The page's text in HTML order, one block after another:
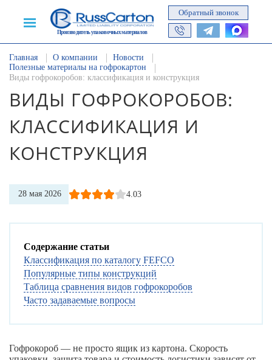
Производитель упаковочных материалов
Обратный звонок
Главная О компании
Новости
Полезные материалы на гофрокартон
Виды гофрокоробов: классификация и конструкция
ВИДЫ ГОФРОКОРОБОВ:
КЛАССИФИКАЦИЯ И
КОНСТРУКЦИЯ
28 мая 2026 4.03
Содержание статьи
Классификация по каталогу FEFCO
Популярные типы конструкций
Таблица сравнения видов гофрокоробов
Часто задаваемые вопросы
Гофрокороб — не просто ящик из картона. Скорость